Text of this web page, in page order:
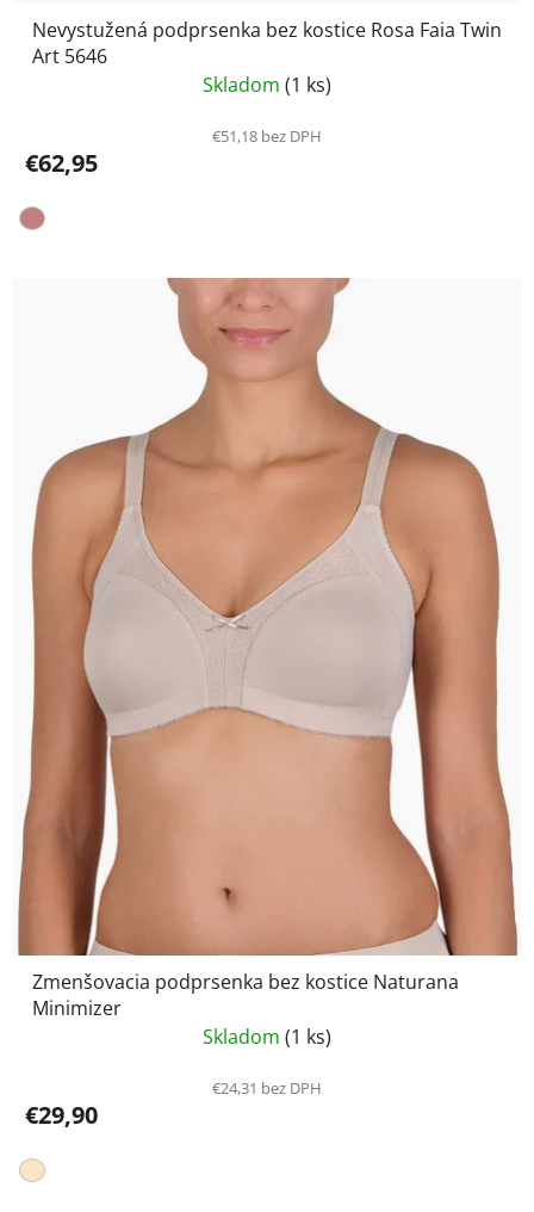
Nevystužená podprsenka bez kostice Rosa Faia Twin
Art 5646
Skladom (1 ks)
€51,18 bez DPH
€62,95
Zmenšovacia podprsenka bez kostice Naturana
Minimizer
Skladom (1 ks)
€24,31 bez DPH
€29,90